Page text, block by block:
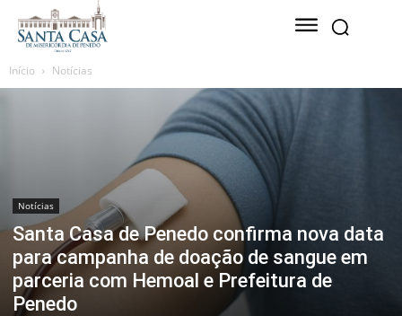
Início Notícias
Notícias
Santa Casa de Penedo confirma nova data
para campanha de doação de sangue em
parceria com Hemoal e Prefeitura de
Penedo